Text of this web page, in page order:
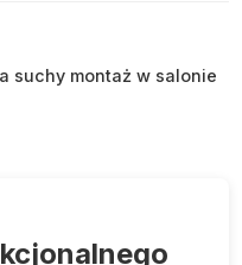
suchy montaż w salonie